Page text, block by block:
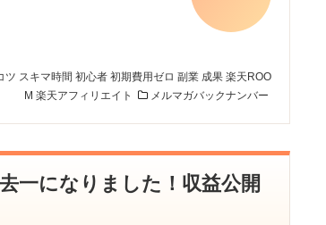
ツ スキマ時間 初心者 初期費用ゼロ 副業 成果 楽天ROO
M 楽天アフィリエイト メルマガバックナンバー
一になりました！収益公開